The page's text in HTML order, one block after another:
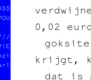
DU POGNON  $$$
COPIE
///
/// édition
/// diy    //
//
0,02
krijgt,
dat is